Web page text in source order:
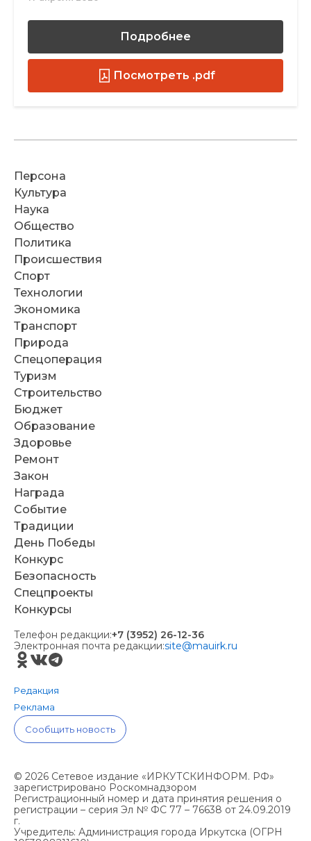
Подробнее
Посмотреть .pdf
Персона
Культура
Наука
Общество
Политика
Происшествия
Спорт
Технологии
Экономика
Транспорт
Природа
Спецоперация
Туризм
Строительство
Бюджет
Образование
Здоровье
Ремонт
Закон
Награда
Событие
Традиции
День Победы
Конкурс
Безопасность
Спецпроекты
Конкурсы
Телефон редакции:+7 (3952) 26-12-36
Электронная почта редакции:site@mauirk.ru
Редакция
Реклама
Сообщить новость
© 2026 Сетевое издание «ИРКУТСКИНФОРМ. РФ»
зарегистрировано Роскомнадзором
Регистрационный номер и дата принятия решения о
регистрации – серия Эл № ФС 77 – 76638 от 24.09.2019
г.
Учредитель: Администрация города Иркутска (ОГРН